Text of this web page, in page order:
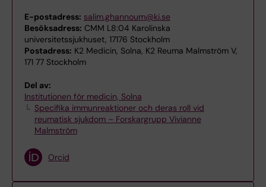
E-postadress: salim.ghannoum@ki.se
Besöksadress: CMM L8:04 Karolinska
universitetssjukhuset, 17176 Stockholm
Postadress: K2 Medicin, Solna, K2 Reuma Malmström V,
171 77 Stockholm
Del av:
Institutionen för medicin, Solna
Specifika immunreaktioner och deras roll vid
reumatisk sjukdom – Forskargrupp Vivianne
Malmström
Orcid